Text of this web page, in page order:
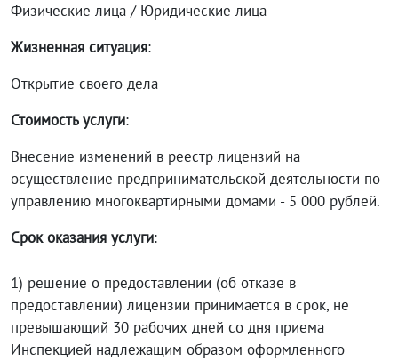
Физические лица / Юридические лица
Жизненная ситуация:
Открытие своего дела
Стоимость услуги:
Внесение изменений в реестр лицензий на
осуществление предпринимательской деятельности по
управлению многоквартирными домами - 5 000 рублей.
Срок оказания услуги:
1) решение о предоставлении (об отказе в
предоставлении) лицензии принимается в срок, не
превышающий 30 рабочих дней со дня приема
Инспекцией надлежащим образом оформленного